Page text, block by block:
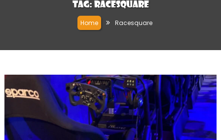
Tag: Racesquare
Home Racesquare